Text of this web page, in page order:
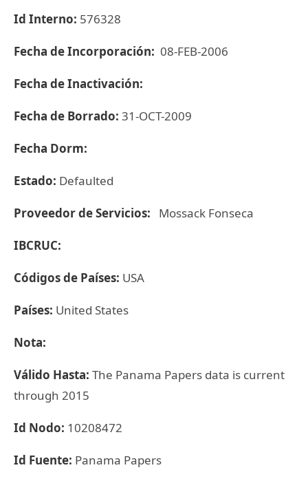
Id Interno: 576328
Fecha de Incorporación: 08-FEB-2006
Fecha de Inactivación:
Fecha de Borrado: 31-OCT-2009
Fecha Dorm:
Estado: Defaulted
Proveedor de Servicios: Mossack Fonseca
IBCRUC:
Códigos de Países: USA
Países: United States
Nota:
Válido Hasta: The Panama Papers data is current
through 2015
Id Nodo: 10208472
Id Fuente: Panama Papers